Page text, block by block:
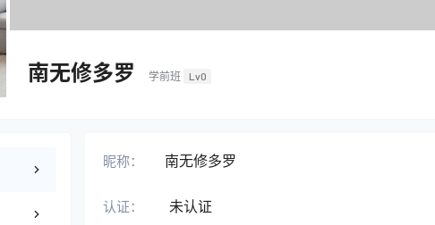
南无修多罗 学前班 Lv0
昵称： 南无修多罗
认证： 未认证